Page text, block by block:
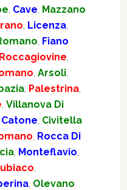
, Cave, Mazzano
, Licenza,
, Fiano
Roccagiovine,
, Arsoli,
, Palestrina,
, Villanova Di
, Civitella
, Rocca Di
, Monteflavio,
,
, Olevano